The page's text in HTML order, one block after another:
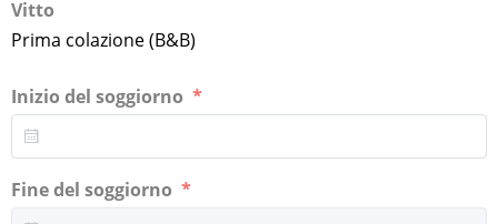
Vitto
Prima colazione (B&B)
Inizio del soggiorno
Fine del soggiorno